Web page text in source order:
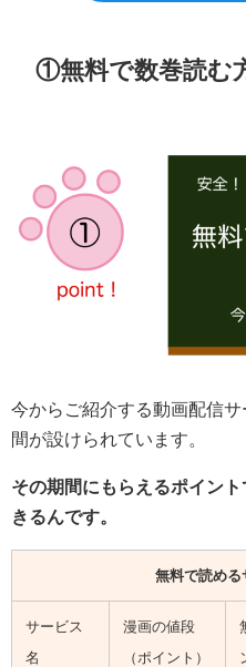
①無料で数巻読む
今からご紹介する動画配信
間が設けられています。
その期間にもらえるポイン
きるんです。
無料で読める
サービス
名
漫画の値段
（ポイント）